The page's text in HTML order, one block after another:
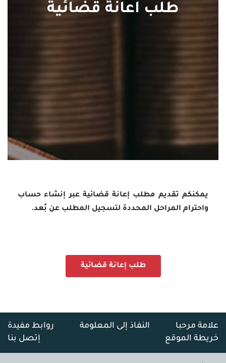
طلب اعانة قضائية
يمكنكم تقديم مطلب إعانة قضائية عبر إنشاء حساب
واحترام المراحل المحددة لتسجيل المطلب عن بُعد.
طلب إعانة قضائية
علامة مرحبا النفاذ إلى المعلومة
روابط مفيدة
خريطة الموقع
إتصل بنا